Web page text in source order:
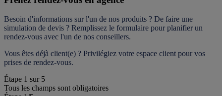
Besoin d'informations sur l'un de nos produits ? De faire une
simulation de devis ? Remplissez le formulaire pour planifier un
rendez-vous avec l'un de nos conseillers.
Vous êtes déjà client(e) ? Privilégiez votre espace client pour vos
prises de rendez-vous.
Étape 1 sur 5
Tous les champs sont obligatoires